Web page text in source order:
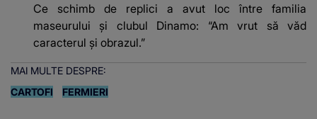
Ce schimb de replici a avut loc între familia
maseurului și clubul Dinamo: “Am vrut să văd
caracterul și obrazul.”
MAI MULTE DESPRE:
CARTOFI
FERMIERI